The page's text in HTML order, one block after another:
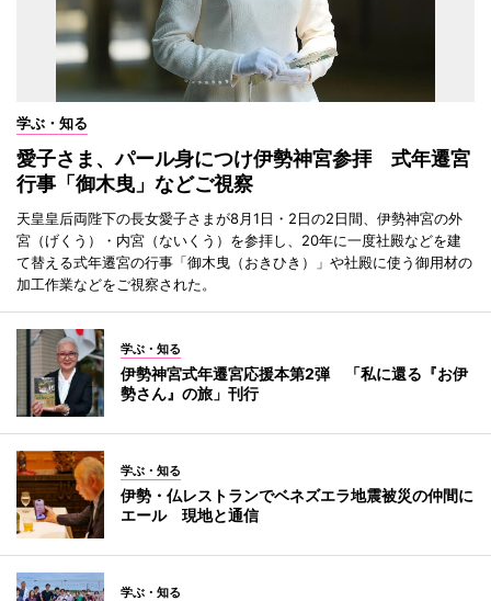
学ぶ・知る
愛子さま、パール身につけ伊勢神宮参拝 式年遷宮
行事「御木曳」などご視察
天皇皇后両陛下の長女愛子さまが8月1日・2日の2日間、伊勢神宮の外
宮（げくう）・内宮（ないくう）を参拝し、20年に一度社殿などを建
て替える式年遷宮の行事「御木曳（おきひき）」や社殿に使う御用材の
加工作業などをご視察された。
学ぶ・知る
伊勢神宮式年遷宮応援本第2弾 「私に還る『お伊
勢さん』の旅」刊行
学ぶ・知る
伊勢・仏レストランでベネズエラ地震被災の仲間に
エール 現地と通信
学ぶ・知る